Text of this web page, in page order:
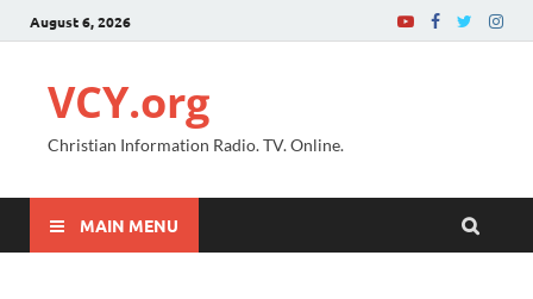
August 6, 2026
VCY.org
Christian Information Radio. TV. Online.
MAIN MENU